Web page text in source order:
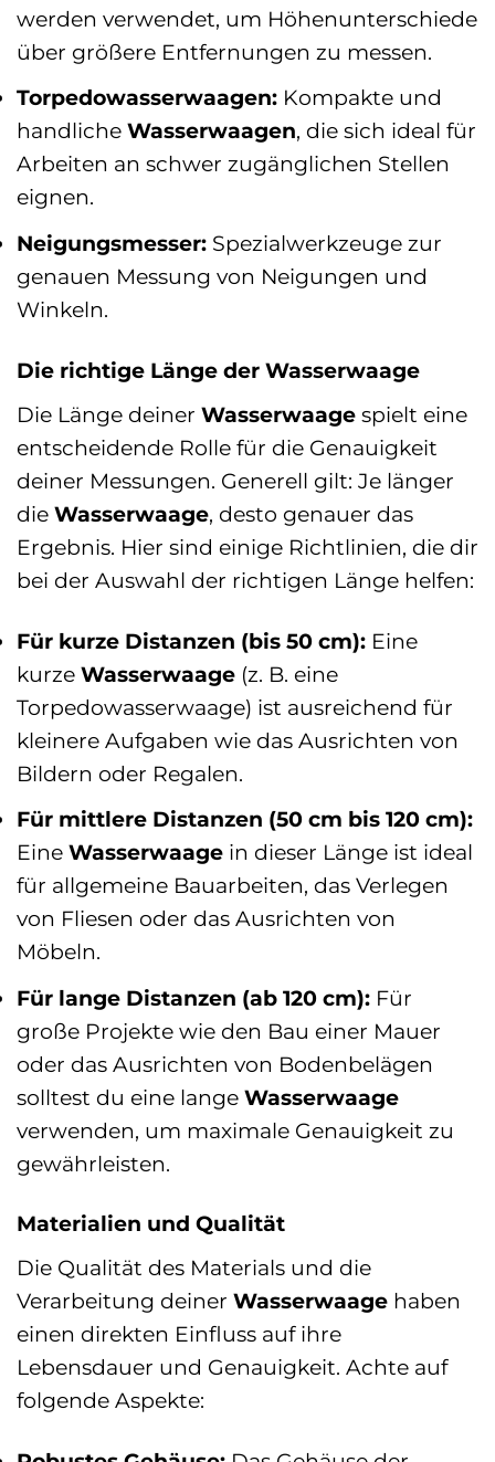
werden verwendet, um Höhenunterschiede
über größere Entfernungen zu messen.
Torpedowasserwaagen: Kompakte und
handliche Wasserwaagen, die sich ideal für
Arbeiten an schwer zugänglichen Stellen
eignen.
Neigungsmesser: Spezialwerkzeuge zur
genauen Messung von Neigungen und
Winkeln.
Die richtige Länge der Wasserwaage
Die Länge deiner Wasserwaage spielt eine
entscheidende Rolle für die Genauigkeit
deiner Messungen. Generell gilt: Je länger
die Wasserwaage, desto genauer das
Ergebnis. Hier sind einige Richtlinien, die dir
bei der Auswahl der richtigen Länge helfen:
Für kurze Distanzen (bis 50 cm): Eine
kurze Wasserwaage (z. B. eine
Torpedowasserwaage) ist ausreichend für
kleinere Aufgaben wie das Ausrichten von
Bildern oder Regalen.
Für mittlere Distanzen (50 cm bis 120 cm):
Eine Wasserwaage in dieser Länge ist ideal
für allgemeine Bauarbeiten, das Verlegen
von Fliesen oder das Ausrichten von
Möbeln.
Für lange Distanzen (ab 120 cm): Für
große Projekte wie den Bau einer Mauer
oder das Ausrichten von Bodenbelägen
solltest du eine lange Wasserwaage
verwenden, um maximale Genauigkeit zu
gewährleisten.
Materialien und Qualität
Die Qualität des Materials und die
Verarbeitung deiner Wasserwaage haben
einen direkten Einfluss auf ihre
Lebensdauer und Genauigkeit. Achte auf
folgende Aspekte: